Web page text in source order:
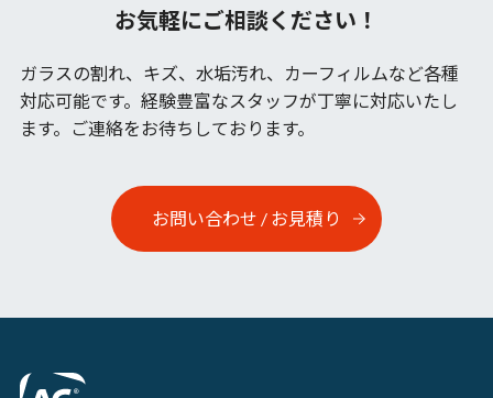
お気軽にご相談ください！
ガラスの割れ、キズ、水垢汚れ、カーフィルムなど各種
対応可能です。 経験豊富なスタッフが丁寧に対応いたし
ます。ご連絡をお待ちしております。
お問い合わせ / お見積り